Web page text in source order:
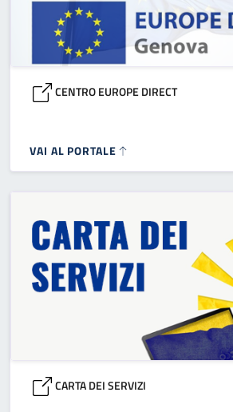
CENTRO EUROPE DIRECT
VAI AL PORTALE
CARTA DEI SERVIZI